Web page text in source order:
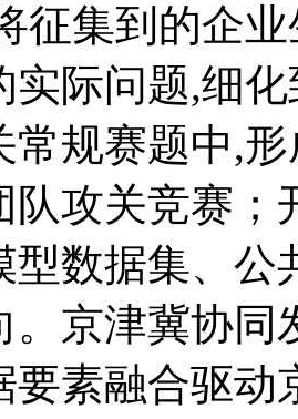
征集到的企
实际问题,细
常规赛题中,
队攻关竞赛；
型数据集、公
。京津冀协同
要素融合驱动